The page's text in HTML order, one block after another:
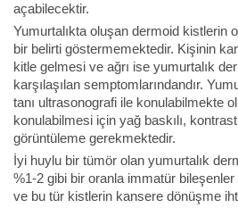
açabilecektir.
Yumurtalıkta oluşan dermoid kistlerin
bir belirti göstermemektedir. Kişinin
kitle gelmesi ve ağrı ise yumurtalık
karşılaşılan semptomlarındandır.
tanı ultrasonografi ile konulabilmekte
konulabilmesi için yağ baskılı,
görüntüleme gerekmektedir.
İyi huylu bir tümör olan yumurtalık
%1-2 gibi bir oranla immatür
ve bu tür kistlerin kansere dönüşme